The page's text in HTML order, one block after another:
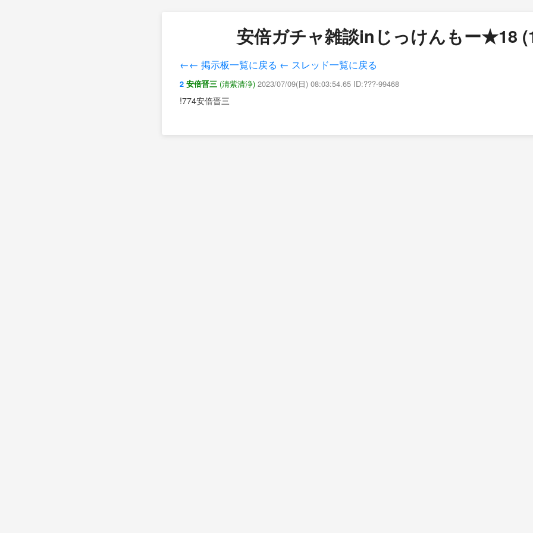
安倍ガチャ雑談inじっけんもー★18
←← 掲示板一覧に戻る ← スレッド一覧に戻る
2 安倍晋三 (清紫清浄) 2023/07/09(日) 08:03:54.65 ID:???-99468
!774安倍晋三